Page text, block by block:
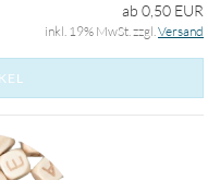
ab 0,50 EUR
inkl. 19% MwSt. zzgl.Versand